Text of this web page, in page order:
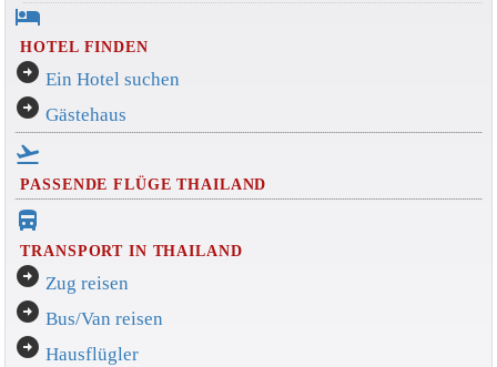
hotel
HOTEL FINDEN
arrow_circle_right Ein Hotel suchen
arrow_circle_right Gästehaus
flight_takeoff
PASSENDE FLÜGE THAILAND
directions_bus_filled
TRANSPORT IN THAILAND
arrow_circle_right Zug reisen
arrow_circle_right Bus/Van reisen
arrow_circle_right Hausflügler